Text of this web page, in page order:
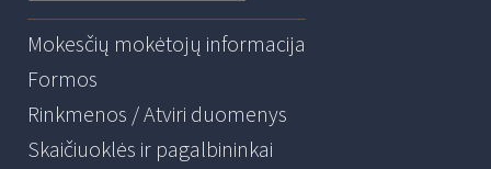
Mokesčių mokėtojų informacija
Formos
Rinkmenos / Atviri duomenys
Skaičiuoklės ir pagalbininkai